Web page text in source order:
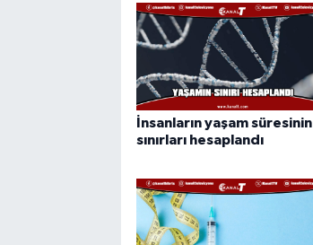
İnsanların yaşam süresinin
sınırları hesaplandı